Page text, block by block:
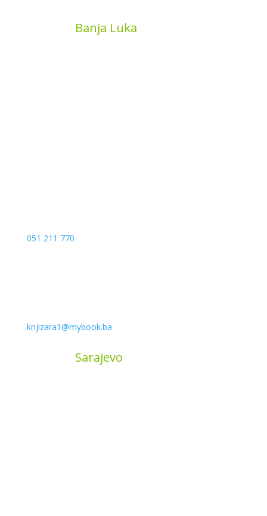
Banja Luka
051 211 770
knjizara1@mybook.ba
Sarajevo